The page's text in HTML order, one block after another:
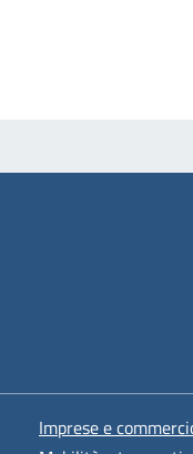
Imprese e